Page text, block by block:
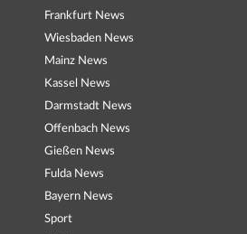
Frankfurt News
Wiesbaden News
Mainz News
Kassel News
Darmstadt News
Offenbach News
Gießen News
Fulda News
Bayern News
Sport